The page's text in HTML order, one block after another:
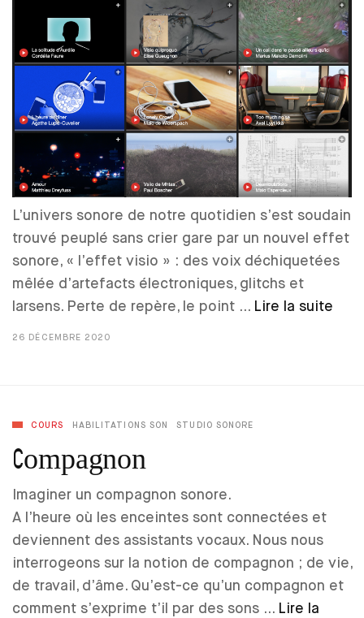
L’univers sonore de notre quotidien s’est soudain
trouvé peuplé sans crier gare par un nouvel effet
sonore, « l’effet visio » : des voix déchiquetées
mêlée d’artefacts électroniques, glitchs et
larsens. Perte de repère, le point … Lire la suite
26 DÉCEMBRE 2020
COURS HABILITATIONS SON STUDIO SONORE
Compagnon
Imaginer un compagnon sonore.
A l’heure où les enceintes sont connectées et
deviennent des assistants vocaux. Nous nous
interrogeons sur la notion de compagnon ; de vie,
de travail, d’âme. Qu’est-ce qu’un compagnon et
comment s’exprime t’il par des sons … Lire la